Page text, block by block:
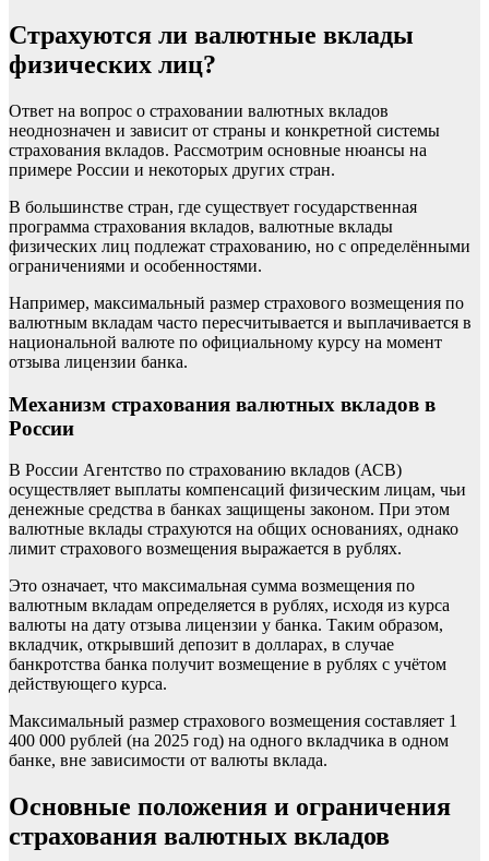
Страхуются ли валютные вклады
физических лиц?
Ответ на вопрос о страховании валютных вкладов
неоднозначен и зависит от страны и конкретной системы
страхования вкладов. Рассмотрим основные нюансы на
примере России и некоторых других стран.
В большинстве стран, где существует государственная
программа страхования вкладов, валютные вклады
физических лиц подлежат страхованию, но с определёнными
ограничениями и особенностями.
Например, максимальный размер страхового возмещения по
валютным вкладам часто пересчитывается и выплачивается в
национальной валюте по официальному курсу на момент
отзыва лицензии банка.
Механизм страхования валютных вкладов в
России
В России Агентство по страхованию вкладов (АСВ)
осуществляет выплаты компенсаций физическим лицам, чьи
денежные средства в банках защищены законом. При этом
валютные вклады страхуются на общих основаниях, однако
лимит страхового возмещения выражается в рублях.
Это означает, что максимальная сумма возмещения по
валютным вкладам определяется в рублях, исходя из курса
валюты на дату отзыва лицензии у банка. Таким образом,
вкладчик, открывший депозит в долларах, в случае
банкротства банка получит возмещение в рублях с учётом
действующего курса.
Максимальный размер страхового возмещения составляет 1
400 000 рублей (на 2025 год) на одного вкладчика в одном
банке, вне зависимости от валюты вклада.
Основные положения и ограничения
страхования валютных вкладов